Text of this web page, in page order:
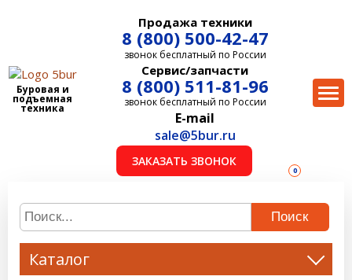
Буровая и
подъемная
техника
Продажа техники
8 (800) 500-42-47
звонок бесплатный по России
Сервис/запчасти
8 (800) 511-81-96
звонок бесплатный по России
E-mail
sale@5bur.ru
ЗАКАЗАТЬ ЗВОНОК
0
Поиск
Каталог